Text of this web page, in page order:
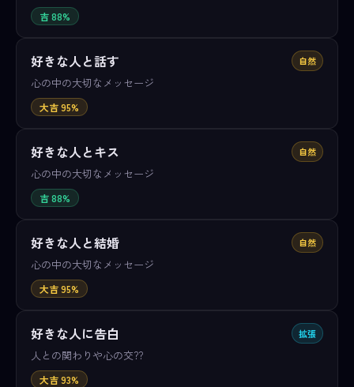
吉 88%
好きな人と話す 自然
心の中の大切なメッセージ
大吉 95%
好きな人とキス 自然
心の中の大切なメッセージ
吉 88%
好きな人と結婚 自然
心の中の大切なメッセージ
大吉 95%
好きな人に告白 拡張
人との関わりや心の交??
大吉 93%